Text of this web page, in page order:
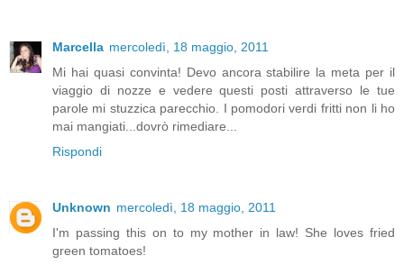
Marcella mercoledì, 18 maggio, 2011
Mi hai quasi convinta! Devo ancora stabilire la meta per il
viaggio di nozze e vedere questi posti attraverso le tue
parole mi stuzzica parecchio. I pomodori verdi fritti non li ho
mai mangiati...dovrò rimediare...
Rispondi
Unknown mercoledì, 18 maggio, 2011
I'm passing this on to my mother in law! She loves fried
green tomatoes!